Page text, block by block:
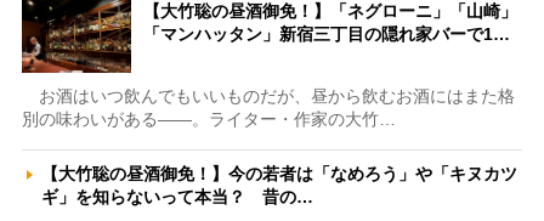
【大竹聡の昼酒御免！】「ネグローニ」「山崎」
「マンハッタン」新宿三丁目の隠れ家バーで1…
お酒はいつ飲んでもいいものだが、昼から飲むお酒にはまた格
別の味わいがある――。ライター・作家の大竹…
【大竹聡の昼酒御免！】今の若者は「なめろう」や「キヌカツ
ギ」を知らないって本当？ 昔の…